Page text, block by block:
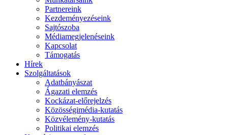
Partnereink
Kezdeményezéseink
Sajtószoba
Médiamegjelenéseink
Kapcsolat
Támogatás
Hírek
Szolgáltatások
Adatbányászat
Ágazati elemzés
Kockázat-előrejelzés
Közösségimédia-kutatás
Közvélemény-kutatás
Politikai elemzés